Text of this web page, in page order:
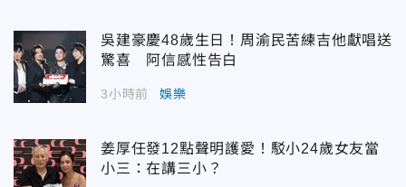
吳建豪慶48歲生日！周渝民苦練吉他獻唱送
驚喜 阿信感性告白
3小時前 娛樂
姜厚任發12點聲明護愛！駁小24歲女友當
小三：在講三小？